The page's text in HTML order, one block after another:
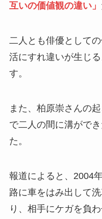
互いの価値観の違い」
二人とも俳優として
活にすれ違いが生じ
す。
また、柏原崇さんの
で二人の間に溝がで
た。
報道によると、2004
路に車をはみ出して
り、相手にケガを負